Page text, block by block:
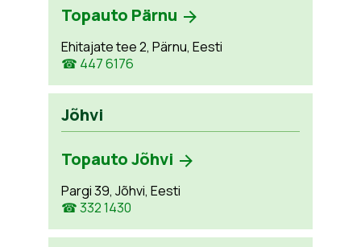
Topauto Pärnu
Ehitajate tee 2, Pärnu, Eesti
☎ 447 6176
Jõhvi
Topauto Jõhvi
Pargi 39, Jõhvi, Eesti
☎ 332 1430